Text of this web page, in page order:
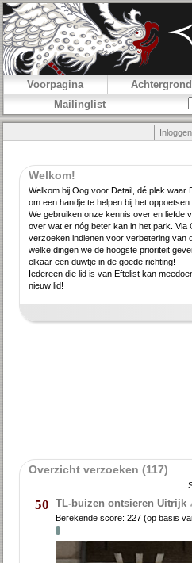
Voorpagina
Mailinglist
Inloggen
Welkom!
Welkom bij Oog voor Detail, dé plek waar
om een handje te helpen bij het
We gebruiken onze kennis over en liefde
over wat er nóg beter kan in het park. Via
verzoeken indienen voor verbe­tering van
welke dingen we de hoogste priori­teit
elkaar een duwtje in de goede richting!
Iedereen die lid is van Eftelist kan
nieuw lid!
Overzicht verzoeken (117)
50 TL-buizen ontsieren Uitrijk
Berekende score:227 (op basis